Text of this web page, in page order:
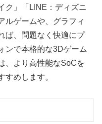
ク」「LINE：ディズニ
ルゲームや、グラフィ
ば、問題なく快適にプ
ンで本格的な3Dゲーム
、より高性能なSoCを
すめします。